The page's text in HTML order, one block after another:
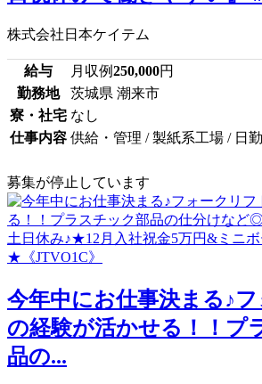
株式会社日本ケイテム
給与 月収例250,000円
勤務地
茨城県 潮来市
寮・社宅 なし
仕事内容 供給・管理 / 製紙系工場 / 日勤
募集が停止しています
今年中にお仕事決まる♪
の経験が活かせる！！プ
品の...